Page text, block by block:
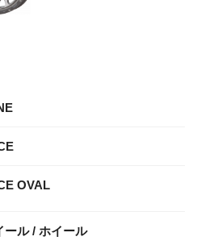
OVAL
ール / ホイール